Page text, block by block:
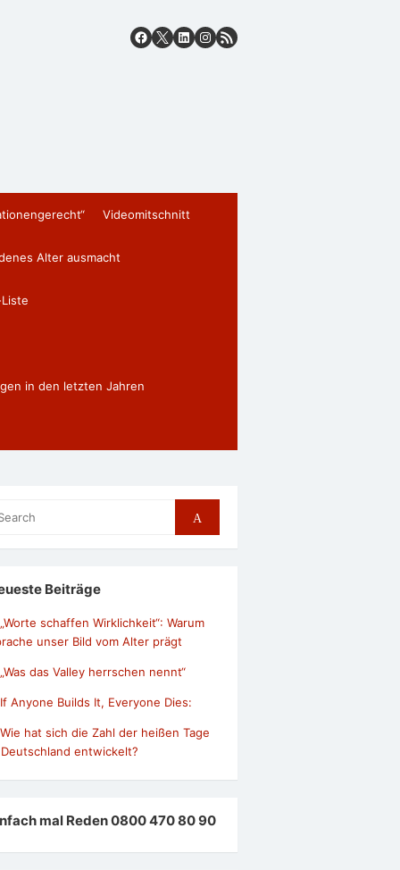
Videomitschnitt
Alter ausmacht
in den letzten Jahren
Search
Beiträge
„Worte schaffen Wirklichkeit“: Warum
unser Bild vom Alter prägt
„Was das Valley herrschen nennt“
If Anyone Builds It, Everyone Dies:
Wie hat sich die Zahl der heißen Tage
entwickelt?
mal Reden 0800 470 80 90